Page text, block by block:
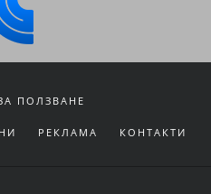
ПОЛЗВАНЕ
РЕКЛАМА КОНТАКТИ